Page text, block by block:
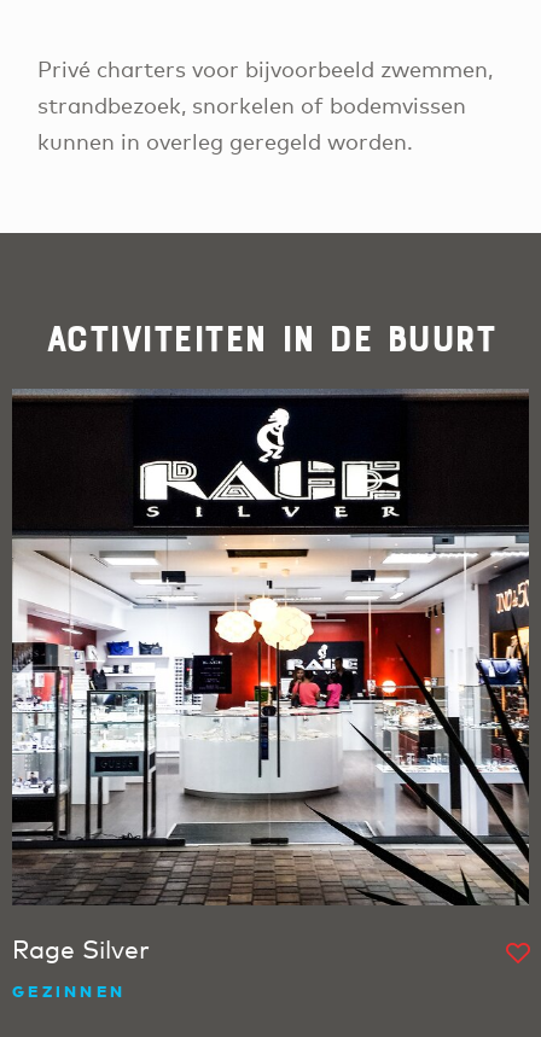
Privé charters voor bijvoorbeeld zwemmen,
strandbezoek, snorkelen of bodemvissen
kunnen in overleg geregeld worden.
Activiteiten in de buurt
Rage Silver
GEZINNEN